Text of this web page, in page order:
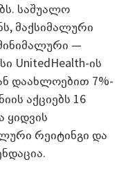
საშუალო
მაქსიმალური
—
UnitedHealth-ის
დაახლოებით 7%-
აქციებს 16
ყიდვის
რეიტინგი და